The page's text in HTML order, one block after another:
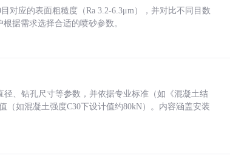
对应的表面粗糙度（Ra 3.2-6.3μm），并对比不同目数
据需求选择合适的喷砂参数。
、钻孔尺寸等参数，并依据专业标准（如《混凝土结
（如混凝土强度C30下设计值约80kN）。内容涵盖安装